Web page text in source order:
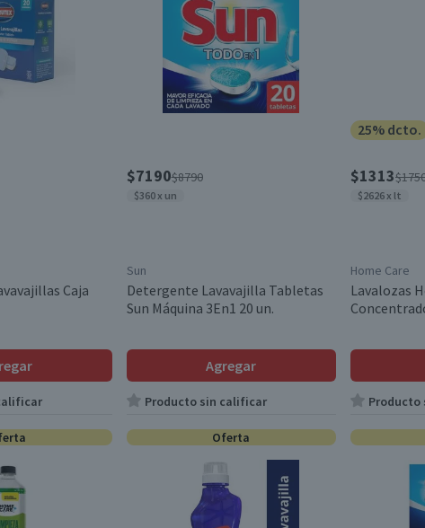
Caja
$7190$8790
$360 x un
Sun
Detergente Lavavajilla Tabletas
Sun Máquina 3En1 20 un.
Agregar
Producto sin calificar
25% dcto.
$1313
$2626 x lt
Home Care
Lavalozas
Oferta